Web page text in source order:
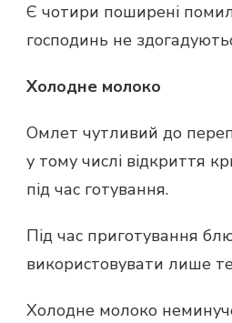
Є чотири поширені
господинь не
Холодне молоко
Омлет чутливий до
у тому числі відкриття
під час готування.
Під час приготування
використовувати лише
Холодне молоко